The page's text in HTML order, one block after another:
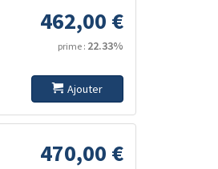
462,00 €
prime : 22.33%
Ajouter
470,00 €